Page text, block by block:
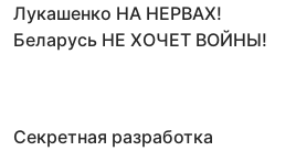
Лукашенко НА НЕРВАХ!
Беларусь НЕ ХОЧЕТ ВОЙНЫ!
Секретная разработка